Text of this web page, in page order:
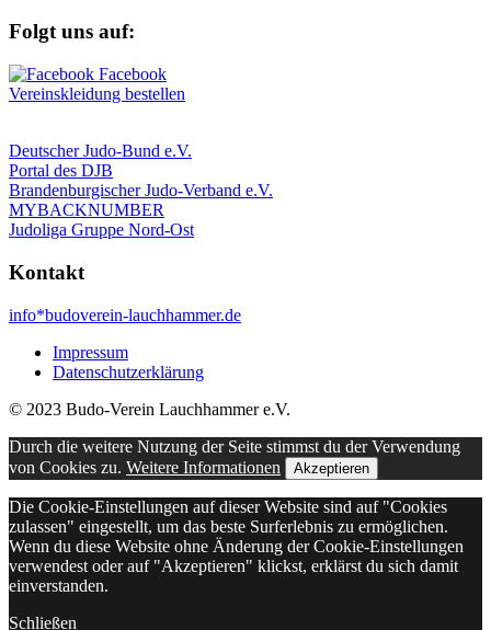
Folgt uns auf:
Vereinskleidung bestellen
Deutscher Judo-Bund e.V.
Portal des DJB
Brandenburgischer Judo-Verband e.V.
MYBACKNUMBER
Judoliga Gruppe Nord-Ost
Kontakt
info*budoverein-lauchhammer.de
Impressum
Datenschutzerklärung
© 2023 Budo-Verein Lauchhammer e.V.
Durch die weitere Nutzung der Seite stimmst du der Verwendung
von Cookies zu. Weitere Informationen Akzeptieren
Die Cookie-Einstellungen auf dieser Website sind auf "Cookies
zulassen" eingestellt, um das beste Surferlebnis zu ermöglichen.
Wenn du diese Website ohne Änderung der Cookie-Einstellungen
verwendest oder auf "Akzeptieren" klickst, erklärst du sich damit
einverstanden.
Schließen